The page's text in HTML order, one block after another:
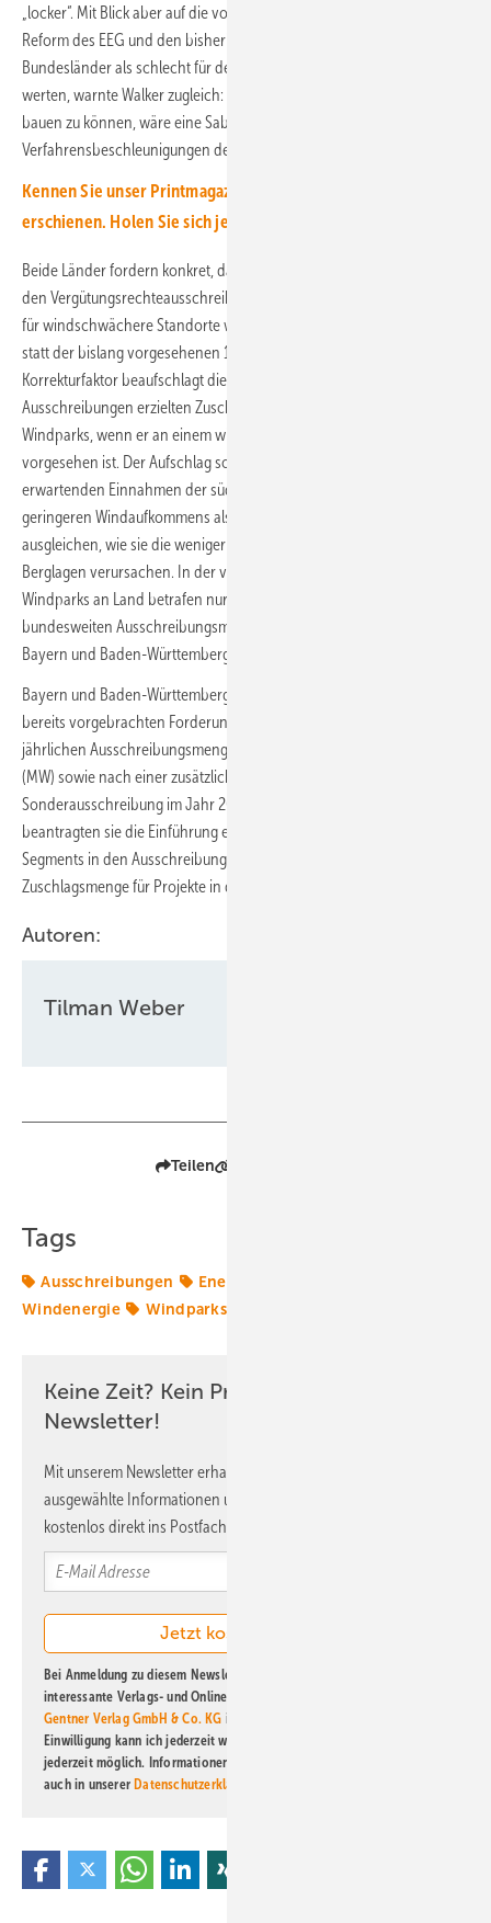
„locker“. Mit Blick aber auf die von der Bundesregierung geplante
Reform des EEG und den bisherigen EEG-Entwurf, den beide
Bundesländer als schlecht für den süddeutschen Windparkbau
werten, warnte Walker zugleich: „Diese über 1.000 Anlagen nicht mehr
bauen zu können, wäre eine Sabotage aller Anstrengungen für
Verfahrensbeschleunigungen der vergangenen Jahre.“
Kennen Sie unser Printmagazin? Zuletzt ist Ausgabe 4
erschienen. Holen Sie sich jetzt ein kostenloses Probeheft.
Beide Länder fordern konkret, dass der sogenannte Korrekturfaktor in
den Vergütungsrechteausschreibungen für neue Windparks an Land
für windschwächere Standorte wie insbesondere in Süddeutschland
statt der bislang vorgesehenen 1,5 auf 1,7 steigen müsse. Mit dem
Korrekturfaktor beaufschlagt die Bundesnetzagentur den bei den
Ausschreibungen erzielten Zuschlagspreis für die Vergütung eines
Windparks, wenn er an einem windschwächeren Standort
vorgesehen ist. Der Aufschlag soll sowohl die geringeren zu
erwartenden Einnahmen der süddeutschen Windparks aufgrund des
geringeren Windaufkommens als auch deren höhere Kosten
ausgleichen, wie sie die weniger zugänglichen süddeutschen
Berglagen verursachen. In der vergangenen Ausschreibungsrunde für
Windparks an Land betrafen nur zwei Prozent der bezuschlagten
bundesweiten Ausschreibungsmenge neue Windparkprojekte in
Bayern und Baden-Württemberg.
Bayern und Baden-Württemberg erneuerten auch ihre so ähnlich
bereits vorgebrachten Forderungen nach einer Erhöhung der
jährlichen Ausschreibungsmenge von 10.000 auf 14.000 Megawatt
(MW) sowie nach einer zusätzlichen Windenergie-Onshore-
Sonderausschreibung im Jahr 2027 von 5.000 MW. Außerdem
beantragten sie die Einführung eines eigenen Süddeutschland-
Segments in den Ausschreibungen. Dies müsse 20 Prozent der
Zuschlagsmenge für Projekte in der Südregion vorsehen.
Autoren:
Tilman Weber
Teilen
Tags
Ausschreibungen Energiemarkt
Windenergie
Windparks
Keine Zeit? Kein Problem mit dem ERE
Newsletter!
Mit unserem Newsletter erhalten Sie regelmäßig von uns
ausgewählte Informationen und Neuigkeiten, gebündelt und
kostenlos direkt ins Postfach.
Bei Anmeldung zu diesem Newsletter bin ich damit einverstanden, über
interessante Verlags- und Online-Angebote
Gentner Verlag GmbH & Co. KG informiert zu werden. Diese
Einwilligung kann ich jederzeit widerrufen und eine Abmeldung ist
jederzeit möglich. Informationen zum Umgang mit Daten finden Sie
auch in unserer Datenschutzerklärung